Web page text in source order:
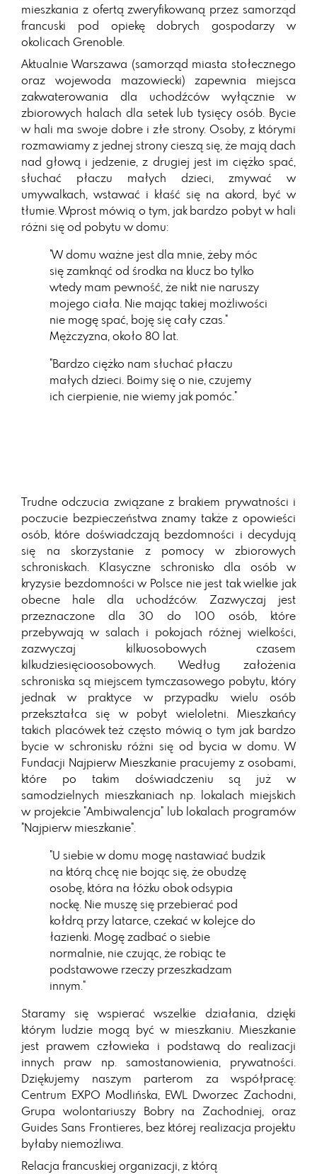
mieszkania z ofertą zweryfikowaną przez samorząd
francuski pod opiekę dobrych gospodarzy w
okolicach Grenoble.
Aktualnie Warszawa (samorząd miasta stołecznego
oraz wojewoda mazowiecki) zapewnia miejsca
zakwaterowania dla uchodźców wyłącznie w
zbiorowych halach dla setek lub tysięcy osób. Bycie
w hali ma swoje dobre i złe strony. Osoby, z którymi
rozmawiamy z jednej strony cieszą się, że mają dach
nad głową i jedzenie, z drugiej jest im ciężko spać,
słuchać płaczu małych dzieci, zmywać w
umywalkach, wstawać i kłaść się na akord, być w
tłumie. Wprost mówią o tym, jak bardzo pobyt w hali
różni się od pobytu w domu:
"W domu ważne jest dla mnie, żeby móc
się zamknąć od środka na klucz bo tylko
wtedy mam pewność, że nikt nie naruszy
mojego ciała. Nie mając takiej możliwości
nie mogę spać, boję się cały czas."
Mężczyzna, około 80 lat.
"Bardzo ciężko nam słuchać płaczu
małych dzieci. Boimy się o nie, czujemy
ich cierpienie, nie wiemy jak pomóc."
Trudne odczucia związane z brakiem prywatności i
poczucie bezpieczeństwa znamy także z opowieści
osób, które doświadczają bezdomności i decydują
się na skorzystanie z pomocy w zbiorowych
schroniskach. Klasyczne schronisko dla osób w
kryzysie bezdomności w Polsce nie jest tak wielkie jak
obecne hale dla uchodźców. Zazwyczaj jest
przeznaczone dla 30 do 100 osób, które
przebywają w salach i pokojach różnej wielkości,
zazwyczaj kilkuosobowych czasem
kilkudziesięcioosobowych. Według założenia
schroniska są miejscem tymczasowego pobytu, który
jednak w praktyce w przypadku wielu osób
przekształca się w pobyt wieloletni. Mieszkańcy
takich placówek też często mówią o tym jak bardzo
bycie w schronisku różni się od bycia w domu. W
Fundacji Najpierw Mieszkanie pracujemy z osobami,
które po takim doświadczeniu są już w
samodzielnych mieszkaniach np. lokalach miejskich
w projekcie "Ambiwalencja" lub lokalach programów
"Najpierw mieszkanie".
"U siebie w domu mogę nastawiać budzik
na którą chcę nie bojąc się, że obudzę
osobę, która na łóżku obok odsypia
nockę. Nie muszę się przebierać pod
kołdrą przy latarce, czekać w kolejce do
łazienki. Mogę zadbać o siebie
normalnie, nie czując, że robiąc te
podstawowe rzeczy przeszkadzam
innym."
Staramy się wspierać wszelkie działania, dzięki
którym ludzie mogą być w mieszkaniu. Mieszkanie
jest prawem człowieka i podstawą do realizacji
innych praw np. samostanowienia, prywatności.
Dziękujemy naszym parterom za współpracę:
Centrum EXPO Modlińska, EWL Dworzec Zachodni,
Grupa wolontariuszy Bobry na Zachodniej, oraz
Guides Sans Frontieres, bez której realizacja projektu
byłaby niemożliwa.
Relacja francuskiej organizacji, z którą